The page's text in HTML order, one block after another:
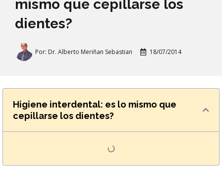
mismo que cepillarse los
dientes?
Por: Dr. Alberto Meriñan Sebastian 18/07/2014
Higiene interdental: es lo mismo que
cepillarse los dientes?